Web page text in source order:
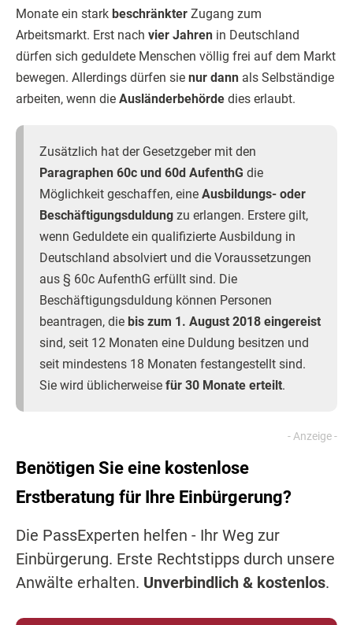
Monate ein stark beschränkter Zugang zum
Arbeitsmarkt. Erst nach vier Jahren in Deutschland
dürfen sich geduldete Menschen völlig frei auf dem Markt
bewegen. Allerdings dürfen sie nur dann als Selbständige
arbeiten, wenn die Ausländerbehörde dies erlaubt.
Zusätzlich hat der Gesetzgeber mit den
Paragraphen 60c und 60d AufenthG die
Möglichkeit geschaffen, eine Ausbildungs- oder
Beschäftigungsduldung zu erlangen. Erstere gilt,
wenn Geduldete ein qualifizierte Ausbildung in
Deutschland absolviert und die Voraussetzungen
aus § 60c AufenthG erfüllt sind. Die
Beschäftigungsduldung können Personen
beantragen, die bis zum 1. August 2018 eingereist
sind, seit 12 Monaten eine Duldung besitzen und
seit mindestens 18 Monaten festangestellt sind.
Sie wird üblicherweise für 30 Monate erteilt.
Benötigen Sie eine kostenlose
Erstberatung für Ihre Einbürgerung?
Die PassExperten helfen - Ihr Weg zur
Einbürgerung. Erste Rechtstipps durch unsere
Anwälte erhalten. Unverbindlich & kostenlos.